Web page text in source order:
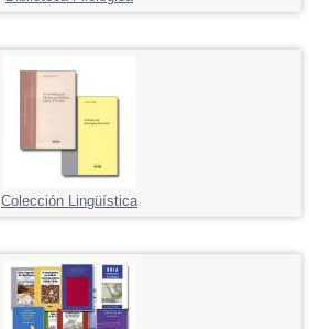
Colección Lingüística